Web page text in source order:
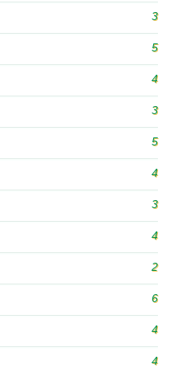
3
5
4
3
5
4
3
4
2
6
4
4